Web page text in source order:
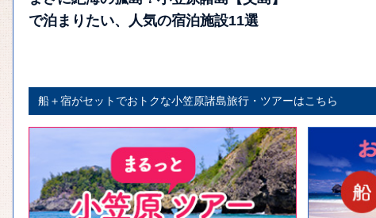
で泊まりたい、人気の宿泊施設11選
船＋宿がセットでおトクな小笠原諸島旅行・ツアーはこちら